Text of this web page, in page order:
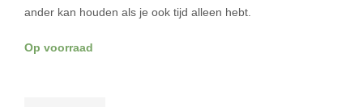
ander kan houden als je ook tijd alleen hebt.
Op voorraad